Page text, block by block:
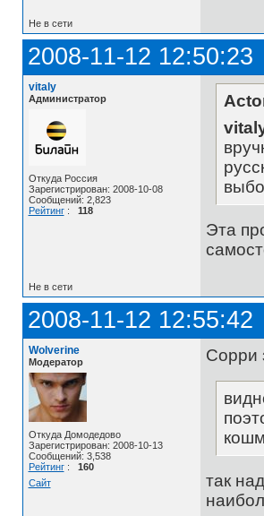
Не в сети
2008-11-12 12:50:23
vitaly
Администратор
Откуда Россия
Зарегистрирован: 2008-10-08
Сообщений: 2,823
Рейтинг: 118
Эта
Не в сети
2008-11-12 12:55:42
Wolverine
Модератор
Откуда Домодедово
Зарегистрирован: 2008-10-13
Сообщений: 3,538
Рейтинг: 160
Сайт
Сорри
так